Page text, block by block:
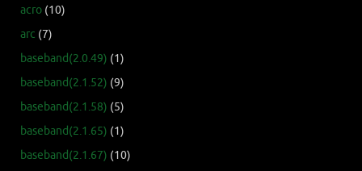
acro (10)
arc (7)
baseband(2.0.49) (1)
baseband(2.1.52) (9)
baseband(2.1.58) (5)
baseband(2.1.65) (1)
baseband(2.1.67) (10)